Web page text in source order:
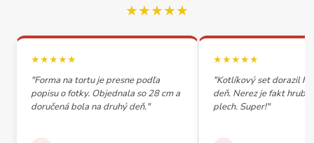
★★★★★
★★★★★
"Forma na tortu je presne podľa
popisu o fotky. Objednala so 28 cm a
doručená bola na druhý deň."
★★★★★
"Kotlíkový set dorazil
deň. Nerez je fakt
plech. Super!"